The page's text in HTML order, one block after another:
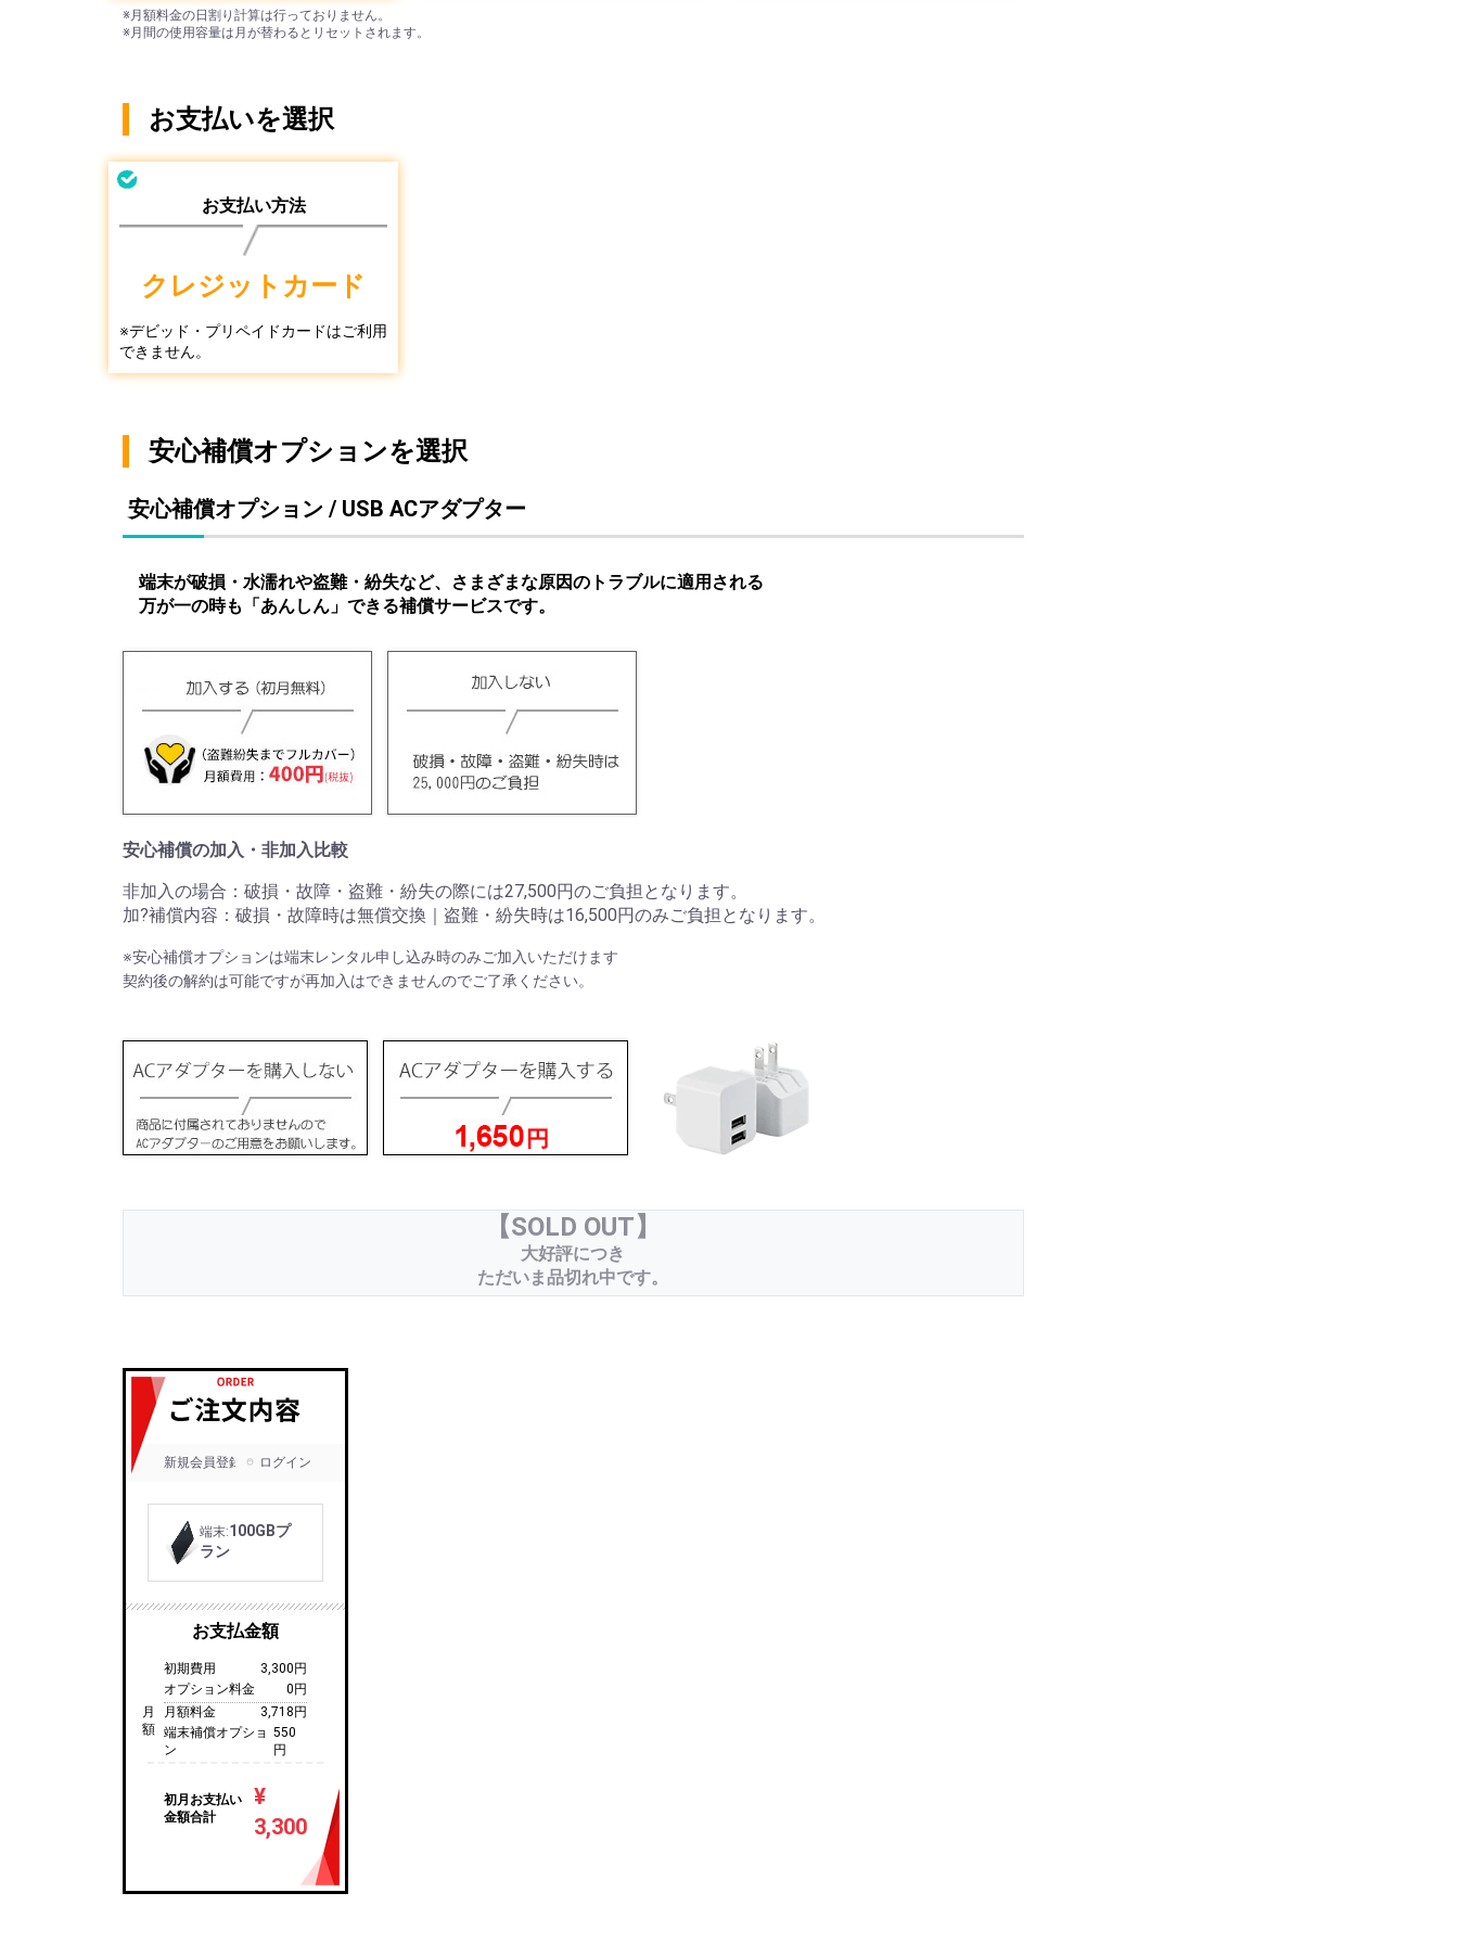
※月額料金の日割り計算は行っておりません。
※月間の使用容量は月が替わるとリセットされます。
お支払いを選択
お支払い方法
クレジットカード
※デビッド・プリペイドカードはご利用
できません。
安心補償オプションを選択
安心補償オプション / USB ACアダプター
端末が破損・水濡れや盗難・紛失など、さまざまな原因のトラブルに適用される
万が一の時も「あんしん」できる補償サービスです。
安心補償の加入・非加入比較
非加入の場合：破損・故障・盗難・紛失の際には27,500円のご負担となります。
加?補償内容：破損・故障時は無償交換｜盗難・紛失時は16,500円のみご負担となります。
※安心補償オプションは端末レンタル申し込み時のみご加入いただけます
契約後の解約は可能ですが再加入はできませんのでご了承ください。
【SOLD OUT】
大好評につき
ただいま品切れ中です。
新規会員登録 ログイン
端末:100GBプ
ラン
お支払金額
初期費用
3,300円
オプション料金
0円
月額料金
3,718円
端末補償オプショ
ン
550
円
初月お支払い
金額合計
¥
3,300